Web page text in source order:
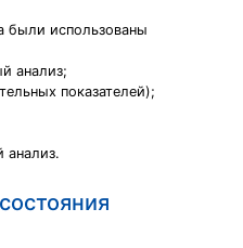
были использованы
анализ;
показателей);
анализ.